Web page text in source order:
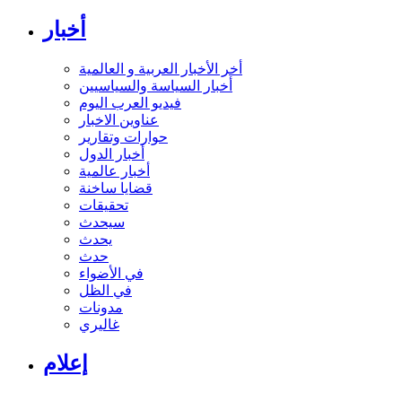
أخبار
أخر الأخبار العربية و العالمية
أخبار السياسة والسياسيين
فيديو العرب اليوم
عناوين الاخبار
حوارات وتقارير
أخبار الدول
أخبار عالمية
قضايا ساخنة
تحقيقات
سيحدث
يحدث
حدث
في الأضواء
في الظل
مدونات
غاليري
إعلام